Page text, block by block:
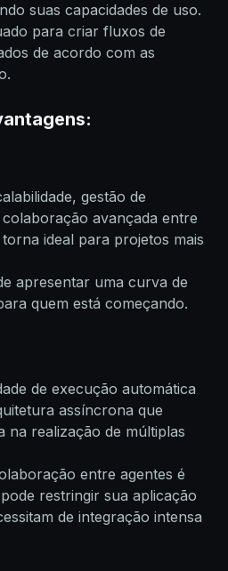
suas capacidades de uso.
para criar fluxos de
de acordo com as
gestão de
avançada entre
ideal para projetos mais
apresentar uma curva de
quem está começando.
de execução automática
assíncrona que
na realização de múltiplas
entre agentes é
restringir sua aplicação
de integração intensa